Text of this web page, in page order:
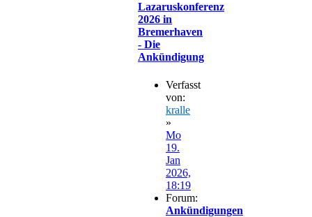
Lazaruskonferenz
2026 in
Bremerhaven
- Die
Ankündigung
Verfasst
von:
kralle
»
Mo
19.
Jan
2026,
18:19
Forum:
Ankündigungen